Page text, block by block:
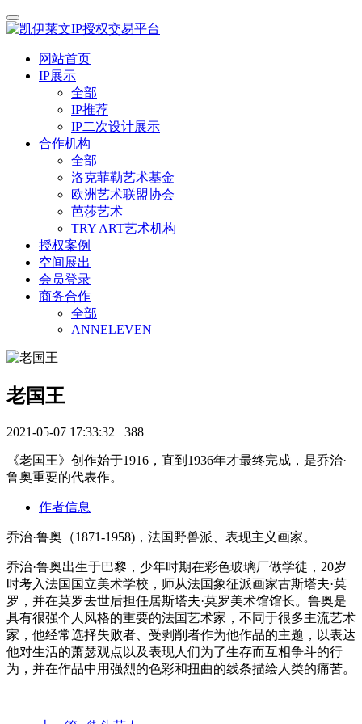
网站首页
IP展示
全部
IP推荐
IP二次设计展示
合作机构
全部
洛克菲勒艺术基金
欧洲艺术联盟协会
芭莎艺术
TRY ART艺术机构
授权案例
空间展出
会员登录
商务合作
全部
ANNELEVEN
老国王
2021-05-07 17:33:32 388
《老国王》创作始于1916，直到1936年才最终完成，是乔治·
鲁奥重要的代表作。
作者信息
乔治·鲁奥（1871-1958)，法国野兽派、表现主义画家。
乔治·鲁奥出生于巴黎，少年时期在彩色玻璃厂做学徒，20岁
时考入法国国立美术学校，师从法国象征派画家古斯塔夫·莫
罗，并在莫罗去世后担任居斯塔夫·莫罗美术馆馆长。鲁奥是
具有很强个人风格的重要的法国艺术家，不同于很多主流艺术
家，他经常选择失败者、受剥削者作为他作品的主题，以表达
他对生活的萧瑟观点以及表现人们为了生存而互相争斗的行
为，并在作品中用强烈的色彩和扭曲的线条描绘人类的痛苦。